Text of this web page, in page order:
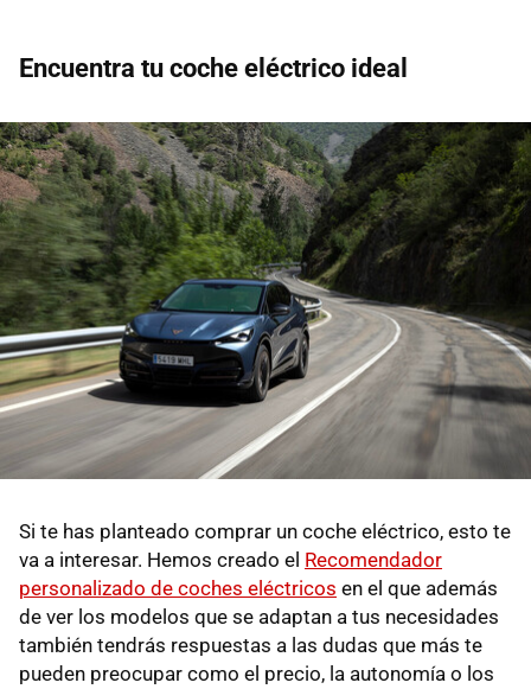
Encuentra tu coche eléctrico ideal
Si te has planteado comprar un coche eléctrico, esto te
va a interesar. Hemos creado el Recomendador
personalizado de coches eléctricos en el que además
de ver los modelos que se adaptan a tus necesidades
también tendrás respuestas a las dudas que más te
pueden preocupar como el precio, la autonomía o los